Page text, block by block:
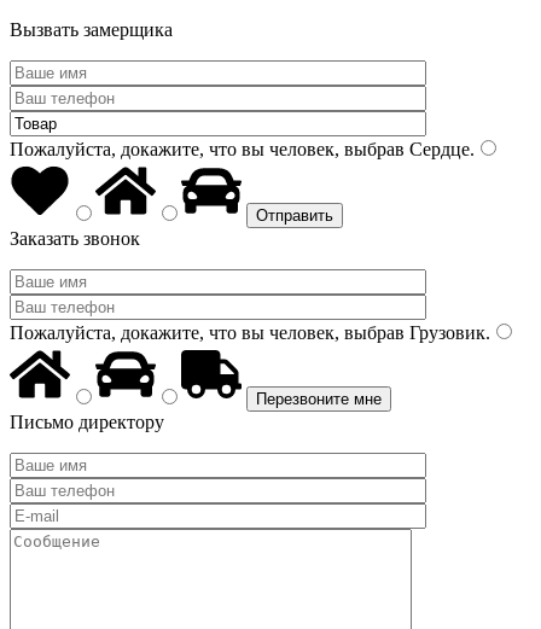
Вызвать замерщика
Пожалуйста, докажите, что вы человек, выбрав Сердце.
Заказать звонок
Пожалуйста, докажите, что вы человек, выбрав Грузовик.
Письмо директору